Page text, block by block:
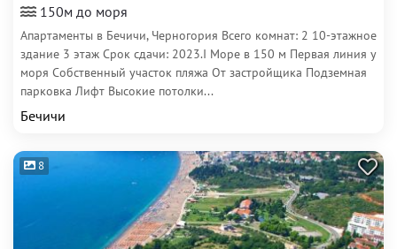
150м до моря
Апартаменты в Бечичи, Черногория Всего комнат: 2 10-этажное
здание 3 этаж Срок сдачи: 2023.I Море в 150 м Первая линия у
моря Собственный участок пляжа От застройщика Подземная
парковка Лифт Высокие потолки...
Бечичи
8